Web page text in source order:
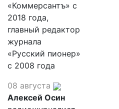
«Коммерсантъ» с
2018 года,
главный редактор
журнала
«Русский пионер»
с 2008 года
08 августа
Алексей Осин